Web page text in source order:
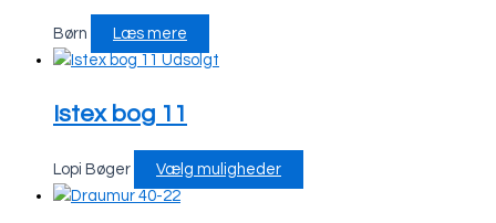
Børn
Læs mere
Udsolgt
Istex bog 11
Lopi Bøger Vælg muligheder